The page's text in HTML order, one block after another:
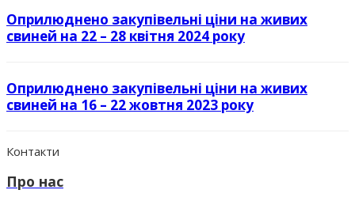
Оприлюднено закупівельні ціни на живих
свиней на 22 – 28 квітня 2024 року
Оприлюднено закупівельні ціни на живих
свиней на 16 – 22 жовтня 2023 року
Контакти
Про нас